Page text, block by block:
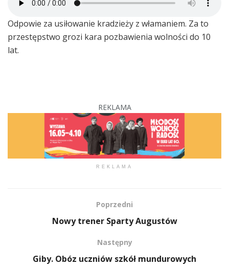
Odpowie za usiłowanie kradzieży z włamaniem. Za to
przestępstwo grozi kara pozbawienia wolności do 10
lat.
REKLAMA
REKLAMA
Poprzedni
Nowy trener Sparty Augustów
Następny
Giby. Obóz uczniów szkół mundurowych